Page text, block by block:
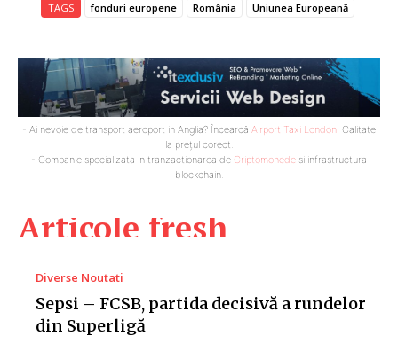
Articole fresh
Diverse Noutati
Sepsi – FCSB, partida decisivă a rundelor
din Superligă
TAGS fonduri europene România Uniunea Europeană
- Ai nevoie de transport aeroport in Anglia? Încearcă Airport Taxi London. Calitate
la prețul corect.
- Companie specializata in tranzactionarea de Criptomonede si infrastructura
blockchain.